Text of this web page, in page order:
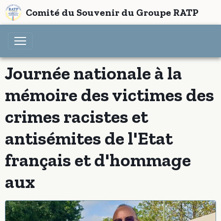
Comité du Souvenir du Groupe RATP
Journée nationale à la
mémoire des victimes des
crimes racistes et
antisémites de l'Etat
français et d'hommage
aux